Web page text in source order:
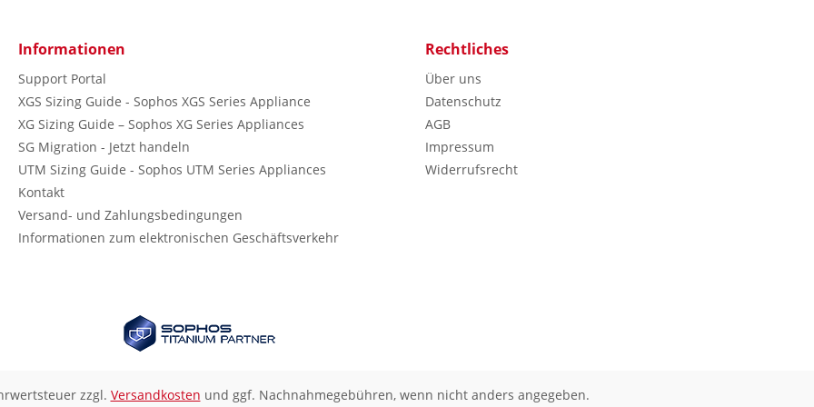
Informationen
Support Portal
XGS Sizing Guide - Sophos XGS Series Appliance
XG Sizing Guide – Sophos XG Series Appliances
SG Migration - Jetzt handeln
UTM Sizing Guide - Sophos UTM Series Appliances
Kontakt
Versand- und Zahlungsbedingungen
Informationen zum elektronischen Geschäftsverkehr
Rechtliches
Über uns
Datenschutz
AGB
Impressum
Widerrufsrecht
zzgl. Versandkosten und ggf. Nachnahmegebühren, wenn nicht anders angegeben.